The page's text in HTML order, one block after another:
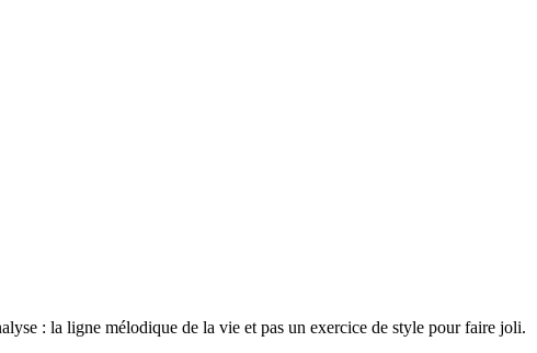
: la ligne mélodique de la vie et pas un exercice de style pour faire joli.